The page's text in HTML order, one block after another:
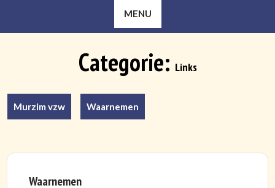
MENU
Categorie: Links
Murzim vzw Waarnemen
Waarnemen